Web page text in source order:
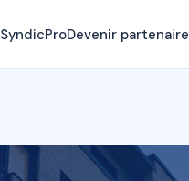
SyndicProDevenir partenaire